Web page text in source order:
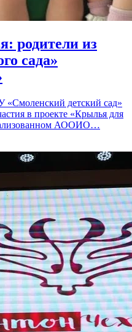
родители из
сада»
детский сад»
в проекте «Крылья для
АООИО…